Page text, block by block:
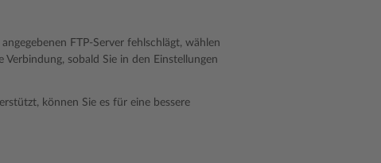
FTP-Server fehlschlägt, wählen
sobald Sie in den Einstellungen
können Sie es für eine bessere